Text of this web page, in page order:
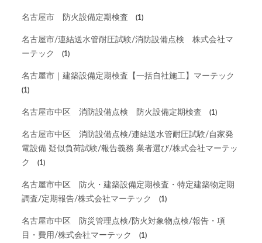
名古屋市 防火設備定期検査 (1)
名古屋市/連結送水管耐圧試験/消防設備点検 株式会社マ
ーテック
(1)
名古屋市｜建築設備定期検査【一括自社施工】マーテック
(1)
名古屋市中区 消防設備点検 防火設備定期検査 (1)
名古屋市中区 消防設備点検/連結送水管耐圧試験/自家発
電設備 疑似負荷試験/報告義務 業者選び/株式会社マーテッ
ク
(1)
名古屋市中区 防火・建築設備定期検査・特定建築物定期
調査/定期報告/株式会社マーテック
(1)
名古屋市中区 防災管理点検/防火対象物点検/報告・項
目・費用/株式会社マーテック
(1)